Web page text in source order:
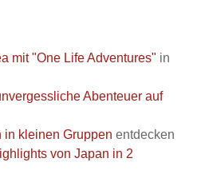
mit "One Life Adventures" in
Abenteuer auf
in kleinen Gruppen entdecken
von Japan in 2